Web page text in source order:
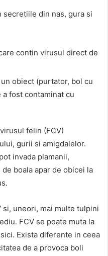
din nas, gura si
contin virusul direct de
obiect (purtator, bol cu
a fost contaminat cu
felin (FCV)
gurii si amigdalelor.
invada plamanii,
boala apar de obicei la
si, uneori, mai multe tulpini
FCV se poate muta la
Exista diferente in ceea
de a provoca boli